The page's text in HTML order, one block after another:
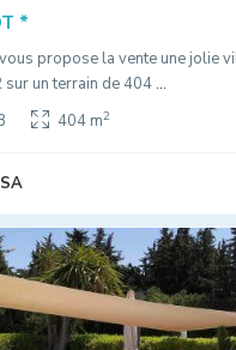
*
propose la vente une jolie
sur un terrain de 404...
404 m2